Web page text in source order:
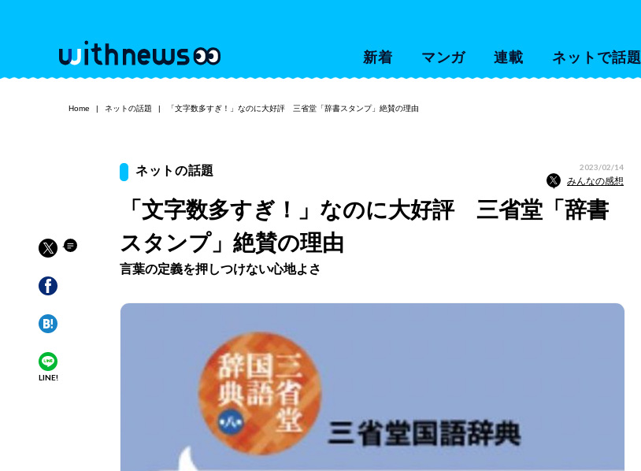
新着 マンガ 連載 ネットで話題
Home ネットの話題 「文字数多すぎ！」なのに大好評 三省堂「辞書スタンプ」絶賛の理由
LINE!
ネットの話題 2023/02/14
みんなの感想
「文字数多すぎ！」なのに大好評 三省堂「辞書
スタンプ」絶賛の理由
言葉の定義を押しつけない心地よさ